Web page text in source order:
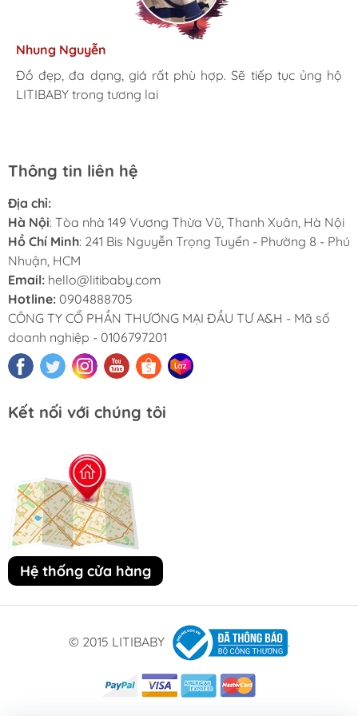
Tâm Vũ
Mình rất ưng khi đến LITIBABY. Ở đây có rất nhiều mặt
hàng phong phú, tha hồ lựa chọn. Nhân viên chuyên
Nhung Nguyễn
Đồ đẹp, đa dạng, giá rất phù hợp. Sẽ tiếp tục ủng hộ
LITIBABY trong tương lai
Ngọc Anh
Lần đầu mua hàng và trở thành khách hàng thân thiết
luôn. Tuyệt vời LITIBABY ơi
Nhà mình đã mua cho 3 con từ khi các bé mới 1 tuổi đến
giờ là 5 năm rồi, Sản phẩm tốt, giá hợp lý
Thu Thủy
LiTibaby đồ đẹp và nhiều mẫu mã, đặc biệt có nhiều
size đại, bé nhà mình hơn 50kg mua ở ngoài rất khó
Thông tin liên hệ
Địa chỉ:
Hà Nội: Tòa nhà 149 Vương Thừa Vũ, Thanh Xuân, Hà Nội
Hồ Chí Minh: 241 Bis Nguyễn Trọng Tuyển - Phường 8 - Phú
Nhuận, HCM
Email: hello@litibaby.com
Hotline: 0904888705
CÔNG TY CỔ PHẦN THƯƠNG MẠI ĐẦU TƯ A&H - Mã số
doanh nghiệp - 0106797201
Kết nối với chúng tôi
Hệ thống cửa hàng
© 2015 LITIBABY .